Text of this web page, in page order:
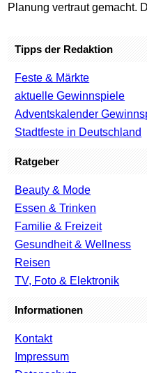
Planung vertraut gemacht.
Tipps der Redaktion
Feste & Märkte
aktuelle Gewinnspiele
Adventskalender
Stadtfeste in Deutschland
Ratgeber
Beauty & Mode
Essen & Trinken
Familie & Freizeit
Gesundheit & Wellness
Reisen
TV, Foto & Elektronik
Informationen
Kontakt
Impressum